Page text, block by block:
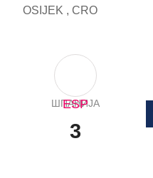
OSIJEK , CRO
ШПАНИЈА
ESP
3